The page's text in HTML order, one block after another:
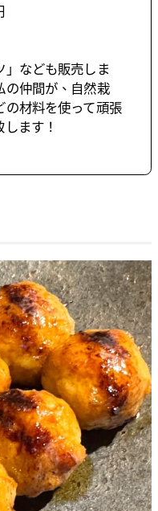
」なども販売しま
の仲間が、自然栽
の材料を使って頑張
ます！